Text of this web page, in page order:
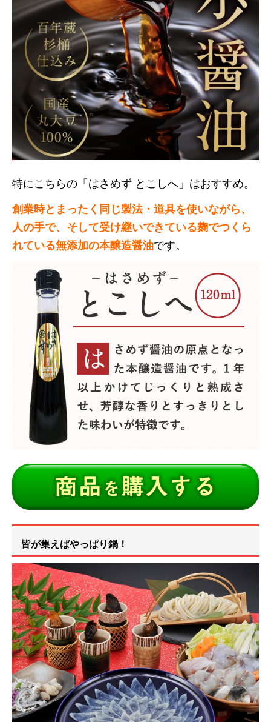
特にこちらの「はさめず とこしへ」はおすすめ。
創業時とまったく同じ製法・道具を使いながら、
人の手で、そして受け継いできている麹でつくら
れている無添加の本醸造醤油です。
皆が集えばやっぱり鍋！